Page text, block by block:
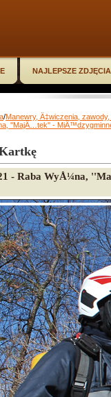
NAJLEPSZE ZDJĘCIA
/Manewry, Ä‡wiczenia,
''MajÄ…tek'' -
- Raba WyÅ¼na,